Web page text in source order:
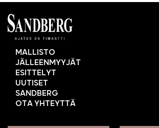
MALLISTO
JÄLLEENMYYJÄT
ESITTELYT
UUTISET
SANDBERG
OTA YHTEYTTÄ